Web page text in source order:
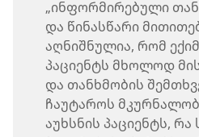
„ინფორმირებული
და წინასწარი
აღნიშნულია, რომ
პაციენტს მხოლოდ
და თანხმობის
ჩაუტაროს
აუხსნის პაციენტს,